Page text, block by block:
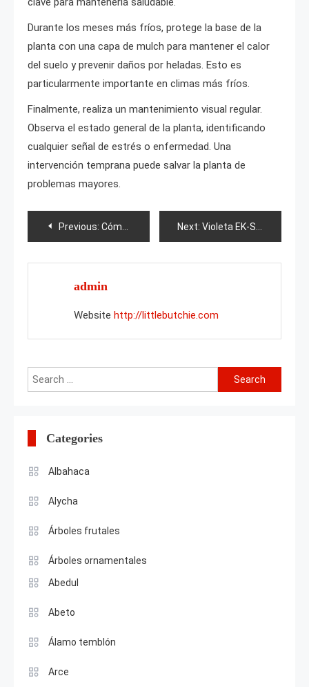
Durante los meses más fríos, protege la base de la
planta con una capa de mulch para mantener el calor
del suelo y prevenir daños por heladas. Esto es
particularmente importante en climas más fríos.
Finalmente, realiza un mantenimiento visual regular.
Observa el estado general de la planta, identificando
cualquier señal de estrés o enfermedad. Una
intervención temprana puede salvar la planta de
problemas mayores.
Post
navigation
Previous: Cómo cultivar fresas en invernadero? Next: Violeta EK-Sangre Azul
admin
Website http://littlebutchie.com
Search
for:
Categories
Albahaca
Alycha
Árboles frutales
Árboles ornamentales
Abedul
Abeto
Álamo temblón
Arce